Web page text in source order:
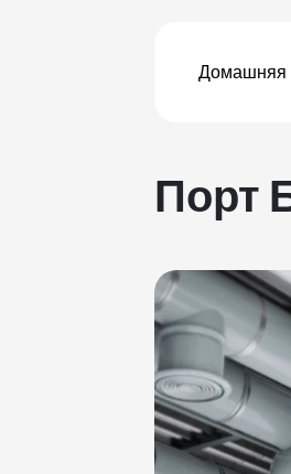
Домашняя
Порт